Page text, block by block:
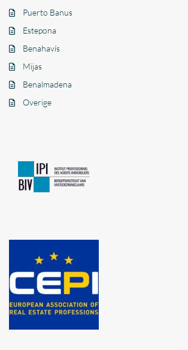
Puerto Banus
Estepona
Benahavís
Mijas
Benalmadena
Overige